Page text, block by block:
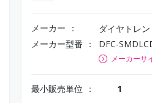
メーカー ダイヤトレン
メーカー型番 DFC-
メーカーサ
最小販売単位 1